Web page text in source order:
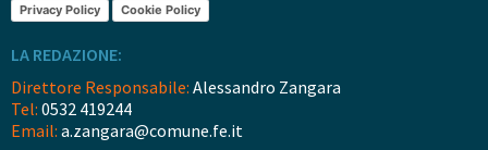
Privacy Policy Cookie Policy
LA REDAZIONE:
Direttore Responsabile: Alessandro Zangara
Tel: 0532 419244
Email: a.zangara@comune.fe.it